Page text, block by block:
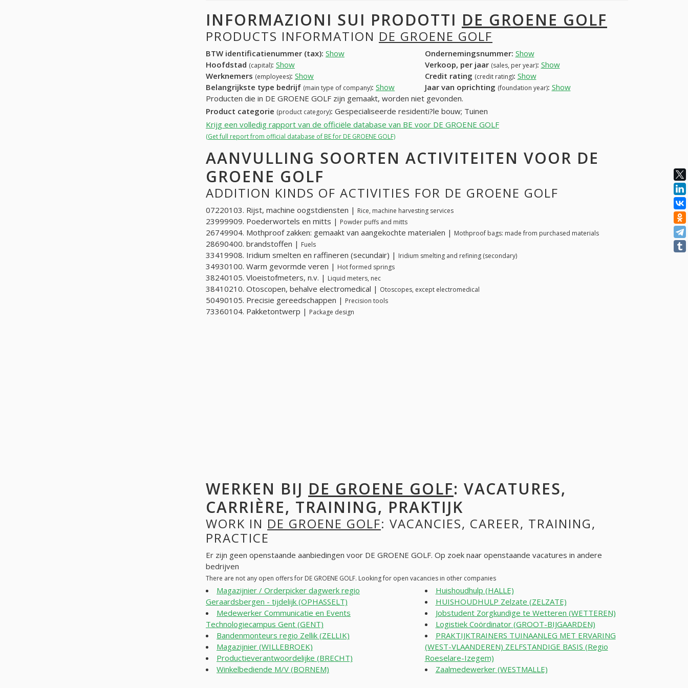
INFORMAZIONI SUI PRODOTTI DE GROENE GOLF
PRODUCTS INFORMATION DE GROENE GOLF
BTW identificatienummer (tax): Show Ondernemingsnummer: Show
Hoofdstad (capital): Show Verkoop, per jaar (sales, per year): Show
Werknemers (employees): Show Credit rating (credit rating): Show
Belangrijkste type bedrijf (main type of company): Show Jaar van oprichting (foundation year): Show
Producten die in DE GROENE GOLF zijn gemaakt, worden niet gevonden.
Product categorie (product category): Gespecialiseerde residenti?le bouw; Tuinen
Krijg een volledig rapport van de officiële database van BE voor DE GROENE GOLF
(Get full report from official database of BE for DE GROENE GOLF)
AANVULLING SOORTEN ACTIVITEITEN VOOR DE
GROENE GOLF
ADDITION KINDS OF ACTIVITIES FOR DE GROENE GOLF
07220103. Rijst, machine oogstdiensten | Rice, machine harvesting services
23999909. Poederwortels en mitts | Powder puffs and mitts
26749904. Mothproof zakken: gemaakt van aangekochte materialen | Mothproof bags: made from purchased materials
28690400. brandstoffen | Fuels
33419908. Iridium smelten en raffineren (secundair) | Iridium smelting and refining (secondary)
34930100. Warm gevormde veren | Hot formed springs
38240105. Vloeistofmeters, n.v. | Liquid meters, nec
38410210. Otoscopen, behalve electromedical | Otoscopes, except electromedical
50490105. Precisie gereedschappen | Precision tools
73360104. Pakketontwerp | Package design
WERKEN BIJ DE GROENE GOLF: VACATURES,
CARRIÈRE, TRAINING, PRAKTIJK
WORK IN DE GROENE GOLF: VACANCIES, CAREER, TRAINING,
PRACTICE
Er zijn geen openstaande aanbiedingen voor DE GROENE GOLF. Op zoek naar openstaande vacatures in andere
bedrijven
There are not any open offers for DE GROENE GOLF. Looking for open vacancies in other companies
Magazijnier / Orderpicker dagwerk regio
Geraardsbergen - tijdelijk (OPHASSELT)
Medewerker Communicatie en Events
Technologiecampus Gent (GENT)
Bandenmonteurs regio Zellik (ZELLIK)
Magazijnier (WILLEBROEK)
Productieverantwoordelijke (BRECHT)
Winkelbediende M/V (BORNEM)
Huishoudhulp (HALLE)
HUISHOUDHULP Zelzate (ZELZATE)
Jobstudent Zorgkundige te Wetteren (WETTEREN)
Logistiek Coördinator (GROOT-BIJGAARDEN)
PRAKTIJKTRAINERS TUINAANLEG MET ERVARING
(WEST-VLAANDEREN) ZELFSTANDIGE BASIS (Regio
Roeselare-Izegem)
Zaalmedewerker (WESTMALLE)